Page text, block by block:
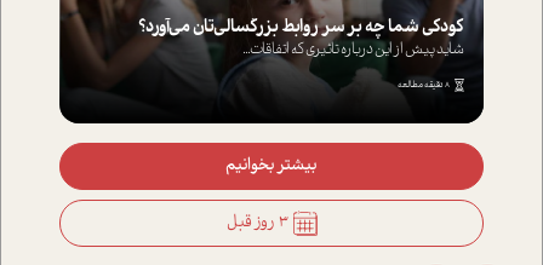
کودکی شما چه بر سر روابط بزرگسالی‌تان می‌آورد؟
شاید پیش از این درباره تاثیری که اتفاقات...
8 دقیقه مطالعه
بیشتر بخوانیم
3 روز قبل